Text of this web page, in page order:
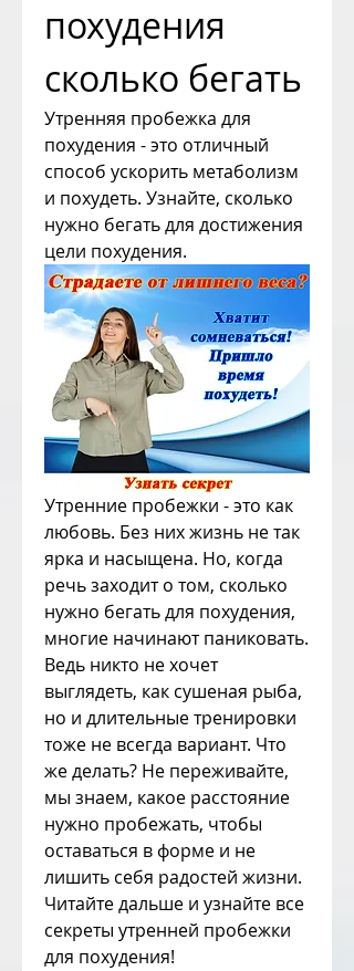
похудения
сколько бегать
Утренняя пробежка для
похудения - это отличный
способ ускорить метаболизм
и похудеть. Узнайте, сколько
нужно бегать для достижения
цели похудения.
Утренние пробежки - это как
любовь. Без них жизнь не так
ярка и насыщена. Но, когда
речь заходит о том, сколько
нужно бегать для похудения,
многие начинают паниковать.
Ведь никто не хочет
выглядеть, как сушеная рыба,
но и длительные тренировки
тоже не всегда вариант. Что
же делать? Не переживайте,
мы знаем, какое расстояние
нужно пробежать, чтобы
оставаться в форме и не
лишить себя радостей жизни.
Читайте дальше и узнайте все
секреты утренней пробежки
для похудения!